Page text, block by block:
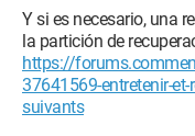
Y si es necesario, una
la partición de
https://
37641569-entretenir-et-
suivants